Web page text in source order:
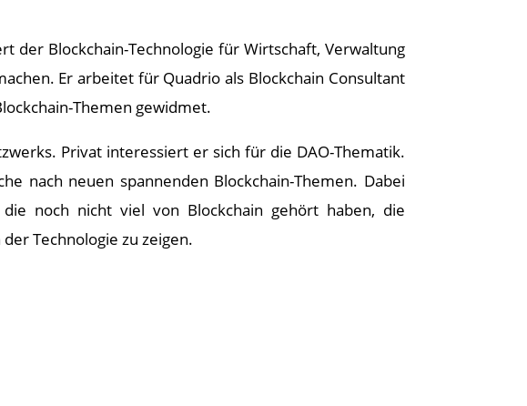
der Blockchain-Technologie für Wirtschaft, Verwaltung
Er arbeitet für Quadrio als Blockchain Consultant
Themen gewidmet.
Privat interessiert er sich für die DAO-Thematik.
nach neuen spannenden Blockchain-Themen. Dabei
noch nicht viel von Blockchain gehört haben, die
Technologie zu zeigen.